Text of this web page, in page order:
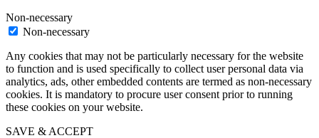
Non-necessary
Non-necessary
Any cookies that may not be particularly necessary for the website
to function and is used specifically to collect user personal data via
analytics, ads, other embedded contents are termed as non-necessary
cookies. It is mandatory to procure user consent prior to running
these cookies on your website.
SAVE & ACCEPT